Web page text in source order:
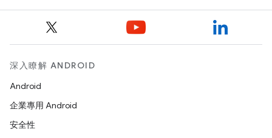
深入瞭解 ANDROID
Android
企業專用 Android
安全性